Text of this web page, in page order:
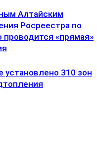
Алтайским
Росреестра по
«прямая»
установлено 310 зон